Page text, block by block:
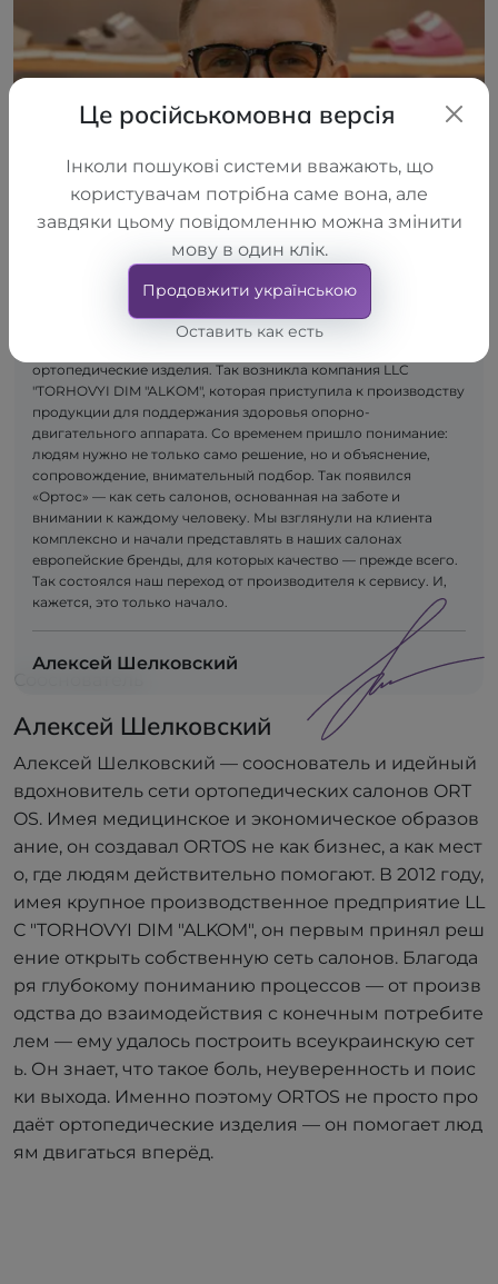
ортопедические изделия. Так возникла компания LLC
"TORHOVYI DIM "ALKOM", которая приступила к производству
продукции для поддержания здоровья опорно-
двигательного аппарата. Со временем пришло понимание:
людям нужно не только само решение, но и объяснение,
сопровождение, внимательный подбор. Так появился
«Ортос» — как сеть салонов, основанная на заботе и
внимании к каждому человеку. Мы взглянули на клиента
комплексно и начали представлять в наших салонах
европейские бренды, для которых качество — прежде всего.
Так состоялся наш переход от производителя к сервису. И,
кажется, это только начало.
Алексей Шелковский
Алексей Шелковский
Алексей Шелковский — сооснователь и идейный
вдохновитель сети ортопедических салонов ORT
OS. Имея медицинское и экономическое образов
ание, он создавал ORTOS не как бизнес, а как мест
о, где людям действительно помогают. В 2012 году,
имея крупное производственное предприятие LL
C "TORHOVYI DIM "ALKOM", он первым принял реш
ение открыть собственную сеть салонов. Благода
ря глубокому пониманию процессов — от произв
одства до взаимодействия с конечным потребите
лем — ему удалось построить всеукраинскую сет
ь. Он знает, что такое боль, неуверенность и поис
ки выхода. Именно поэтому ORTOS не просто про
даёт ортопедические изделия — он помогает люд
ям двигаться вперёд.
Це російськомовна версія
Інколи пошукові системи вважають, що
користувачам потрібна саме вона, але
завдяки цьому повідомленню можна змінити
мову в один клік.
Продовжити українською
Оставить как есть